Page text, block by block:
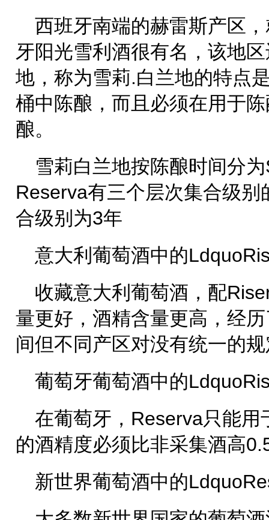
西班牙南端的赫雷斯产区
牙阳光雪利酒很有名，该地
地，称为雪莉.白兰地的特点
桶中陈酿，而且必须在用于
酿。
雪莉白兰地按陈酿时间分
Reserva有三个层次集合级
合级别为3年
意大利葡萄酒中的
收藏意大利葡萄酒，配
量更好，酒精含量更高，经
间但不同产区对没有统一的
葡萄牙葡萄酒中的
在葡萄牙，Reserva只能
的酒精度必须比非采集酒高
新世界葡萄酒中的